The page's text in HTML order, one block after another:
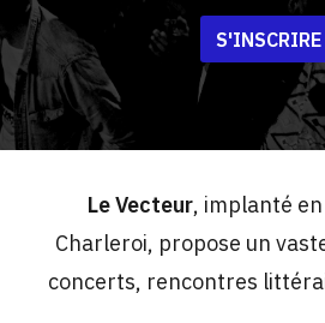
S'INSCRIRE
Le Vecteur, implanté
Charleroi, propose un
concerts, rencontres